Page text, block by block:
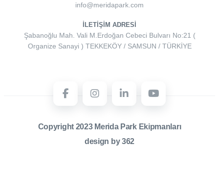
info@meridapark.com
İLETIŞIM ADRESI
Şabanoğlu Mah. Vali M.Erdoğan Cebeci Bulvarı No:21 (
Organize Sanayi ) TEKKEKÖY / SAMSUN / TÜRKİYE
Copyright 2023 Merida Park Ekipmanları
design by 362